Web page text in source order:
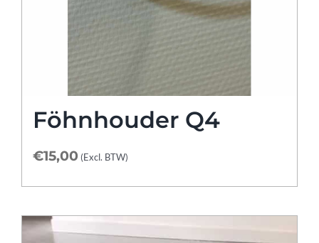
Föhnhouder Q4
€15,00 (Excl. BTW)